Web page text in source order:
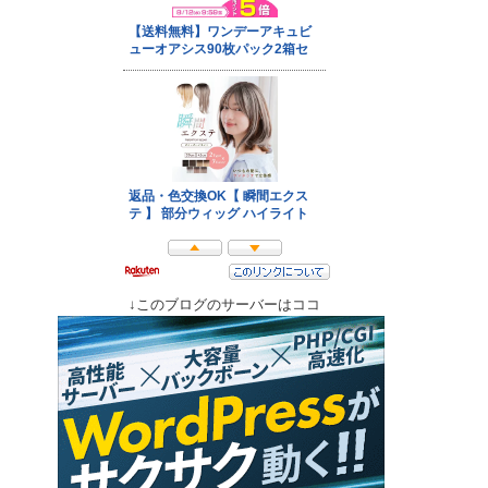
↓このブログのサーバーはココ